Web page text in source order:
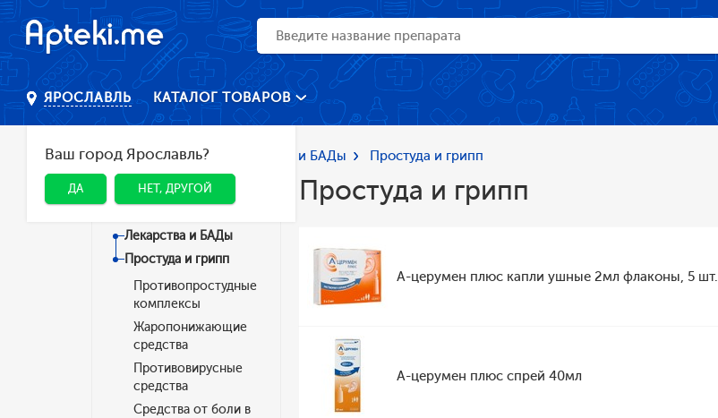
ЯРОСЛАВЛЬ
Ваш город Ярославль?
ДА НЕТ, ДРУГОЙ
КАТАЛОГ ТОВАРОВ
Главная Каталог Лекарства и БАДы Простуда и грипп
Категории
Лекарства и БАДы
Простуда и грипп
Противопростудные
комплексы
Жаропонижающие
средства
Противовирусные
средства
Средства от боли в
Простуда и грипп
А-церумен плюс капли ушные 2мл флаконы, 5 шт.
А-церумен плюс спрей 40мл